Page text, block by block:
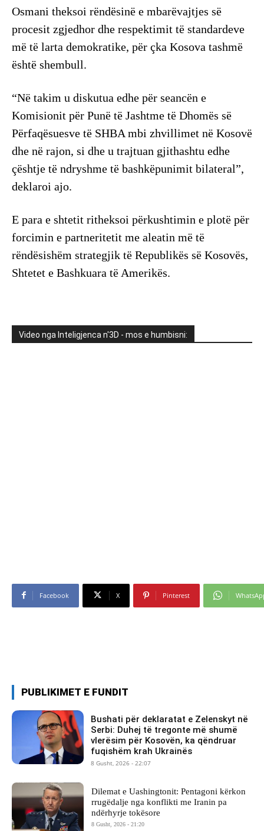
Osmani theksoi rëndësinë e mbarëvajtjes së
procesit zgjedhor dhe respektimit të standardeve
më të larta demokratike, për çka Kosova tashmë
është shembull.
“Në takim u diskutua edhe për seancën e
Komisionit për Punë të Jashtme të Dhomës së
Përfaqësuesve të SHBA mbi zhvillimet në Kosovë
dhe në rajon, si dhe u trajtuan gjithashtu edhe
çështje të ndryshme të bashkëpunimit bilateral”,
deklaroi ajo.
E para e shtetit ritheksoi përkushtimin e plotë për
forcimin e partneritetit me aleatin më të
rëndësishëm strategjik të Republikës së Kosovës,
Shtetet e Bashkuara të Amerikës.
Video nga Inteligjenca n'3D - mos e humbisni:
Facebook X Pinterest
PUBLIKIMET E FUNDIT
Bushati për deklaratat e Zelenskyt në
Serbi: Duhej të tregonte më shumë
vlerësim për Kosovën, ka qëndruar
fuqishëm krah Ukrainës
8 Gusht, 2026 - 22:07
Dilemat e Uashingtonit: Pentagoni kërkon
rrugëdalje nga konflikti me Iranin pa
ndërhyrje tokësore
8 Gusht, 2026 - 21:20